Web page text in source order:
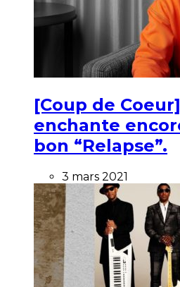
[Coup de
enchante
bon “Relapse”.
3 mars 2021